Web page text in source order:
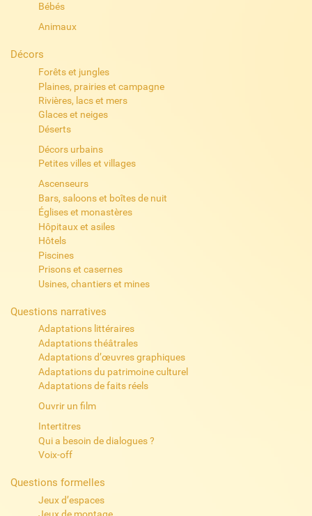
Bébés
Animaux
Décors
Forêts et jungles
Plaines, prairies et campagne
Rivières, lacs et mers
Glaces et neiges
Déserts
Décors urbains
Petites villes et villages
Ascenseurs
Bars, saloons et boîtes de nuit
Églises et monastères
Hôpitaux et asiles
Hôtels
Piscines
Prisons et casernes
Usines, chantiers et mines
Questions narratives
Adaptations littéraires
Adaptations théâtrales
Adaptations d’œuvres graphiques
Adaptations du patrimoine culturel
Adaptations de faits réels
Ouvrir un film
Intertitres
Qui a besoin de dialogues ?
Voix-off
Questions formelles
Jeux d’espaces